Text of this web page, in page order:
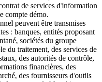
de services d'information
compte démo.
peuvent être transmises
: banques, entités proposant
sociétés du groupe
du traitement, des services de
des autorités de contrôle,
financières, des
des fournisseurs d'outils